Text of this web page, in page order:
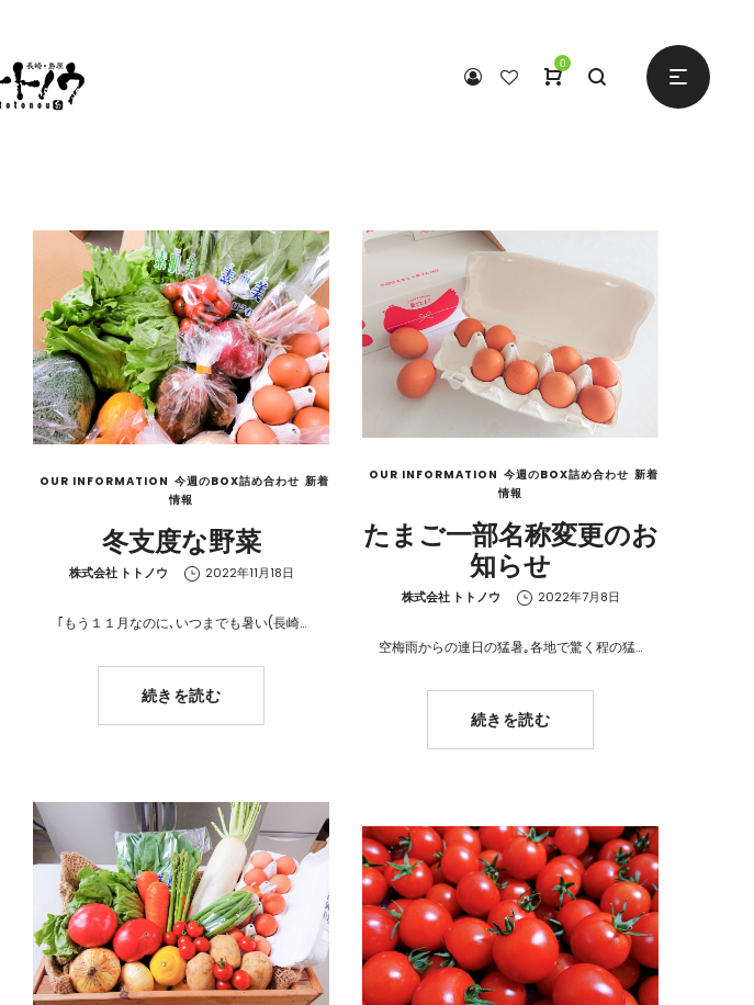
0
OUR INFORMATION 今週のBOX詰め合わせ 新着
情報
冬支度な野菜
by
株式会社 トトノウ 2022年11月18日
｢もう１１月なのに､いつまでも暑い(長崎…
続きを読む
OUR INFORMATION 今週のBOX詰め合わせ 新着
情報
たまご一部名称変更のお
知らせ
by
株式会社 トトノウ 2022年7月8日
空梅雨からの連日の猛暑｡各地で驚く程の猛…
続きを読む